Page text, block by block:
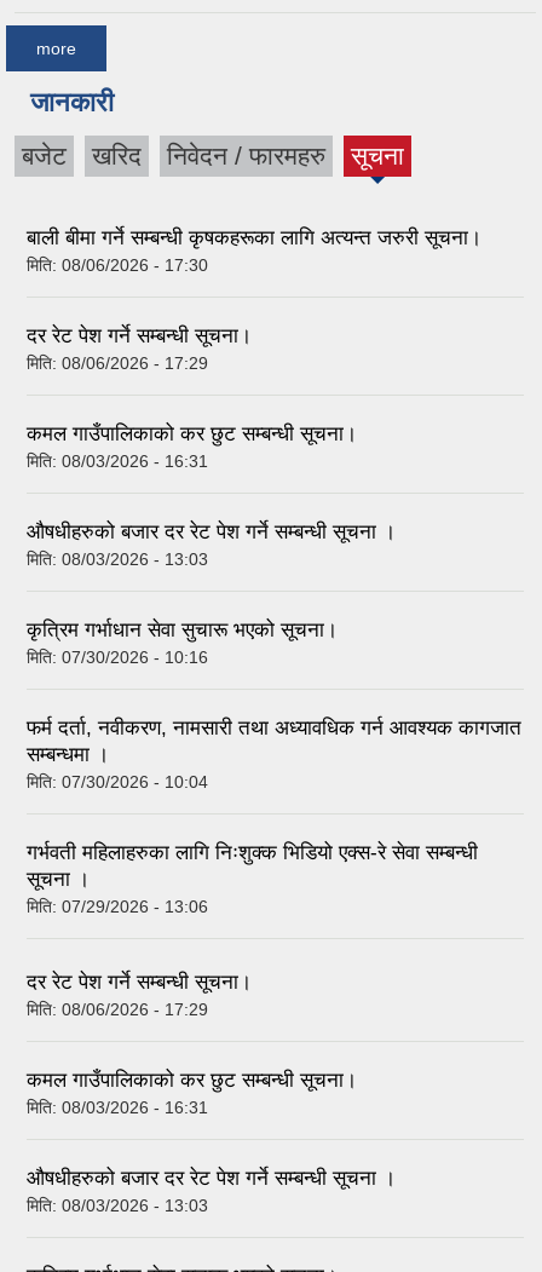
more
जानकारी
बजेट खरिद निवेदन / फारमहरु सूचना
(active
बाली बीमा गर्ने सम्बन्धी कृषकहरूका लागि अत्यन्त जरुरी सूचना।
मिति: 08/06/2026 - 17:30
दर रेट पेश गर्ने सम्बन्धी सूचना।
मिति: 08/06/2026 - 17:29
कमल गाउँपालिकाको कर छुट सम्बन्धी सूचना।
मिति: 08/03/2026 - 16:31
औषधीहरुको बजार दर रेट पेश गर्ने सम्बन्धी सूचना ।
मिति: 08/03/2026 - 13:03
कृत्रिम गर्भाधान सेवा सुचारू भएको सूचना।
मिति: 07/30/2026 - 10:16
फर्म दर्ता, नवीकरण, नामसारी तथा अध्यावधिक गर्न आवश्यक कागजात
सम्बन्धमा ।
मिति: 07/30/2026 - 10:04
गर्भवती महिलाहरुका लागि निःशुक्क भिडियो एक्स-रे सेवा सम्बन्धी
सूचना ।
मिति: 07/29/2026 - 13:06
दर रेट पेश गर्ने सम्बन्धी सूचना।
मिति: 08/06/2026 - 17:29
कमल गाउँपालिकाको कर छुट सम्बन्धी सूचना।
मिति: 08/03/2026 - 16:31
औषधीहरुको बजार दर रेट पेश गर्ने सम्बन्धी सूचना ।
मिति: 08/03/2026 - 13:03